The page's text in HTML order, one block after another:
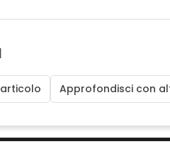
Approfondisci con